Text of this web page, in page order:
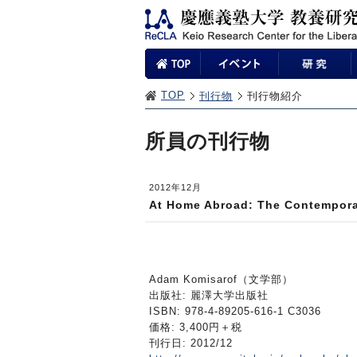
TOP 刊行物 刊行物紹介
所員の刊行物
2012年12月
At Home Abroad: The
Adam Komisarof（文学部）
出版社: 麗澤大学出版社
ISBN: 978-4-89205-616-1 C3036
価格: 3,400円＋税
刊行日: 2012/12